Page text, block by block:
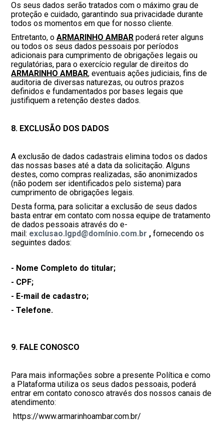
Os seus dados serão tratados com o máximo grau de
proteção e cuidado, garantindo sua privacidade durante
todos os momentos em que for nosso cliente.
Entretanto, oARMARINHO AMBAR poderá reter alguns
ou todos os seus dados pessoais por períodos
adicionais para cumprimento de obrigações legais ou
regulatórias, para o exercício regular de direitos do
ARMARINHO AMBAR, eventuais ações judiciais, fins de
auditoria de diversas naturezas, ou outros prazos
definidos e fundamentados por bases legais que
justifiquem a retenção destes dados.
8. EXCLUSÃO DOS DADOS
A exclusão de dados cadastrais elimina todos os dados
das nossas bases até a data da solicitação. Alguns
destes, como compras realizadas, são anonimizados
(não podem ser identificados pelo sistema) para
cumprimento de obrigações legais.
Desta forma, para solicitar a exclusão de seus dados
basta entrar em contato com nossa equipe de tratamento
de dados pessoais através do e-
mail: exclusao.lgpd@domínio.com.br ,fornecendo os
seguintes dados:
- Nome Completo do titular;
- CPF;
- E-mail de cadastro;
- Telefone.
9. FALE CONOSCO
Para mais informações sobre a presente Política e como
a Plataforma utiliza os seus dados pessoais, poderá
entrar em contato conosco através dos nossos canais de
atendimento:
https://www.armarinhoambar.com.br/